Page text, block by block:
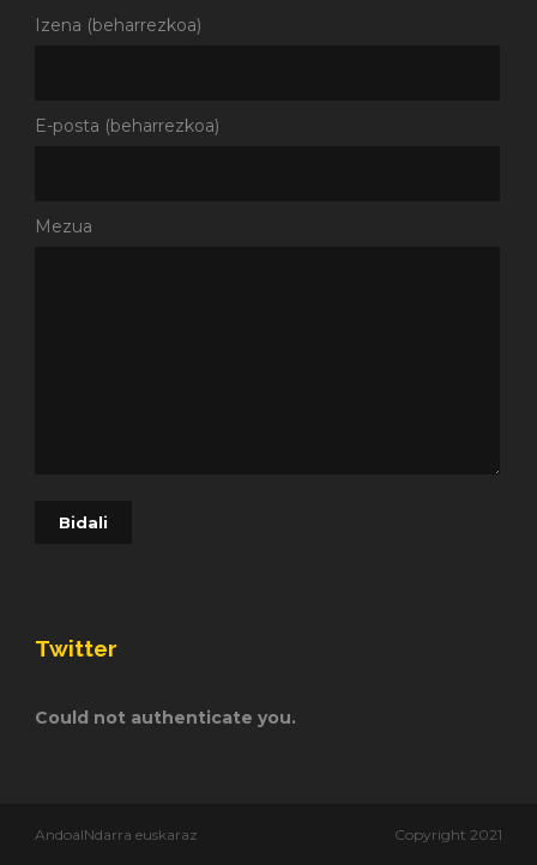
Izena (beharrezkoa)
E-posta (beharrezkoa)
Mezua
Twitter
Could not authenticate you.
AndoaINdarra euskaraz Copyright 2021